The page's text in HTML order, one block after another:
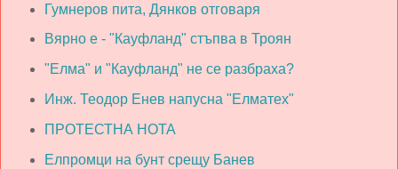
Гумнеров пита, Дянков отговаря
Вярно е - "Кауфланд" стъпва в Троян
"Елма" и "Кауфланд" не се разбраха?
Инж. Теодор Енев напусна "Елматех"
ПРОТЕСТНА НОТА
Елпромци на бунт срещу Банев